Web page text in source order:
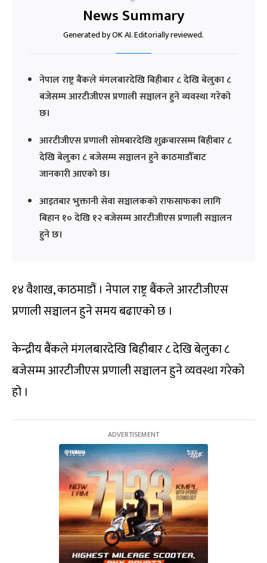
News Summary
Generated by OK AI. Editorially reviewed.
नेपाल राष्ट्र बैंकले मंगलबारदेखि बिहीबार ८ देखि बेलुका ८
बजेसम्म आरटीजीएस प्रणाली सञ्चालन हुने व्यवस्था गरेको
छ।
आरटीजीएस प्रणाली सोमबारदेखि शुक्रबारसम्म बिहीबार ८
देखि बेलुका ८ बजेसम्म सञ्चालन हुने काठमाडौँबाट
जानकारी आएको छ।
आइतबार भुक्तानी सेवा सञ्चालकको राफसाफका लागि
बिहान १० देखि १२ बजेसम्म आरटीजीएस प्रणाली सञ्चालन
हुने छ।
१४ वैशाख, काठमाडौं । नेपाल राष्ट्र बैंकले आरटीजीएस
प्रणाली सञ्चालन हुने समय बढाएको छ ।
केन्द्रीय बैंकले मंगलबारदेखि बिहीबार ८ देखि बेलुका ८
बजेसम्म आरटीजीएस प्रणाली सञ्चालन हुने व्यवस्था गरेको
हो ।